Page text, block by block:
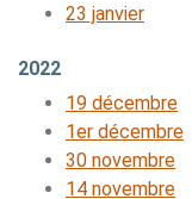
23 janvier
2022
19 décembre
1er décembre
30 novembre
14 novembre